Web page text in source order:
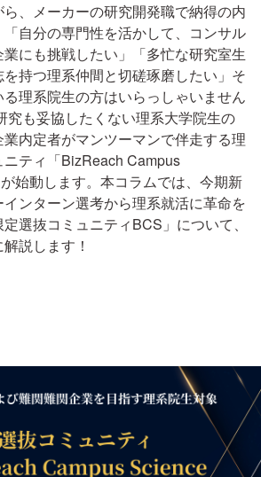
ら、メーカーの研究開発職で納得の内
自分の専門性を活かして、コンサル
にも挑戦したい」「多忙な研究室生
持つ理系仲間と切磋琢磨したい」そ
理系院生の方はいらっしゃいません
究も妥協したくない理系大学院生の
内定者がマンツーマンで伴走する理
ティ「BizReach Campus
始動します。本コラムでは、今期新
ンターン選考から理系就活に革命を
選抜コミュニティBCS」について、
説します！